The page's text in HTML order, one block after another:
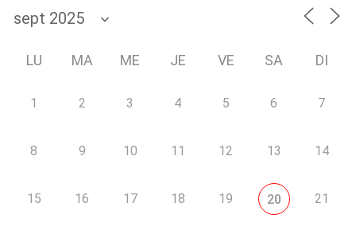
LU MA ME JE VE SA DI
1 2 3 4 5 6 7
8 9 10 11 12 13 14
15 16 17 18 19 20 21